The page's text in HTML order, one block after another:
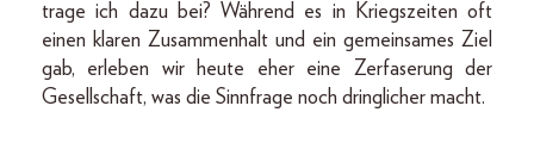
trage ich dazu bei? Während es in Kriegszeiten oft
einen klaren Zusammenhalt und ein gemeinsames Ziel
gab, erleben wir heute eher eine Zerfaserung der
Gesellschaft, was die Sinnfrage noch dringlicher macht.